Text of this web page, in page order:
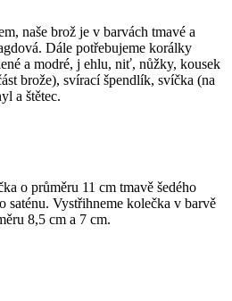
naše brož je v barvách tmavé a
Dále potřebujeme korálky
a modré, j ehlu, niť, nůžky, kousek
brože), svírací špendlík, svíčka (na
a štětec.
o průměru 11 cm tmavě šedého
saténu. Vystřihneme kolečka v barvě
8,5 cm a 7 cm.